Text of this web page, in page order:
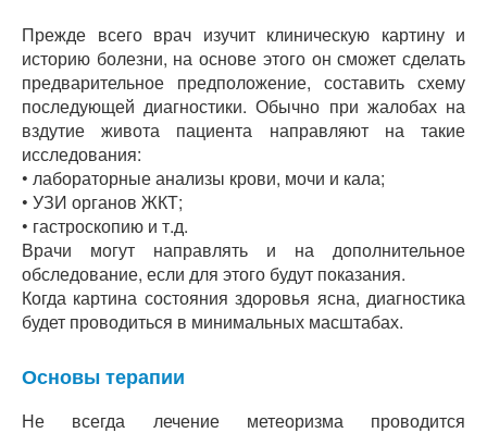
Прежде всего врач изучит клиническую картину и
историю болезни, на основе этого он сможет сделать
предварительное предположение, составить схему
последующей диагностики. Обычно при жалобах на
вздутие живота пациента направляют на такие
исследования:
• лабораторные анализы крови, мочи и кала;
• УЗИ органов ЖКТ;
• гастроскопию и т.д.
Врачи могут направлять и на дополнительное
обследование, если для этого будут показания.
Когда картина состояния здоровья ясна, диагностика
будет проводиться в минимальных масштабах.
Основы терапии
Не всегда лечение метеоризма проводится